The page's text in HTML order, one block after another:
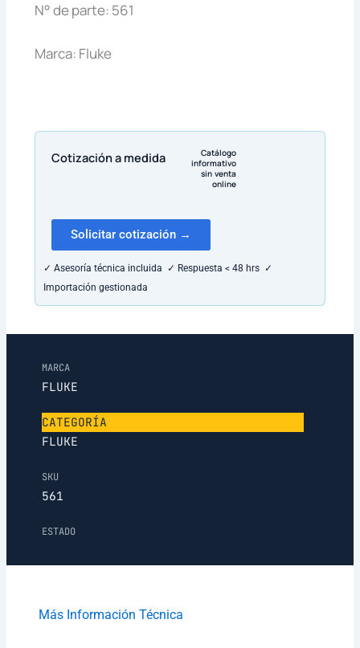
N° de parte: 561
Marca: Fluke
Cotización a medida
Catálogo
informativo
sin venta
online
Solicitar cotización →
✓ Asesoría técnica incluida ✓ Respuesta < 48 hrs ✓
Importación gestionada
MARCA
FLUKE
CATEGORÍA
FLUKE
SKU
561
ESTADO
Más Información Técnica